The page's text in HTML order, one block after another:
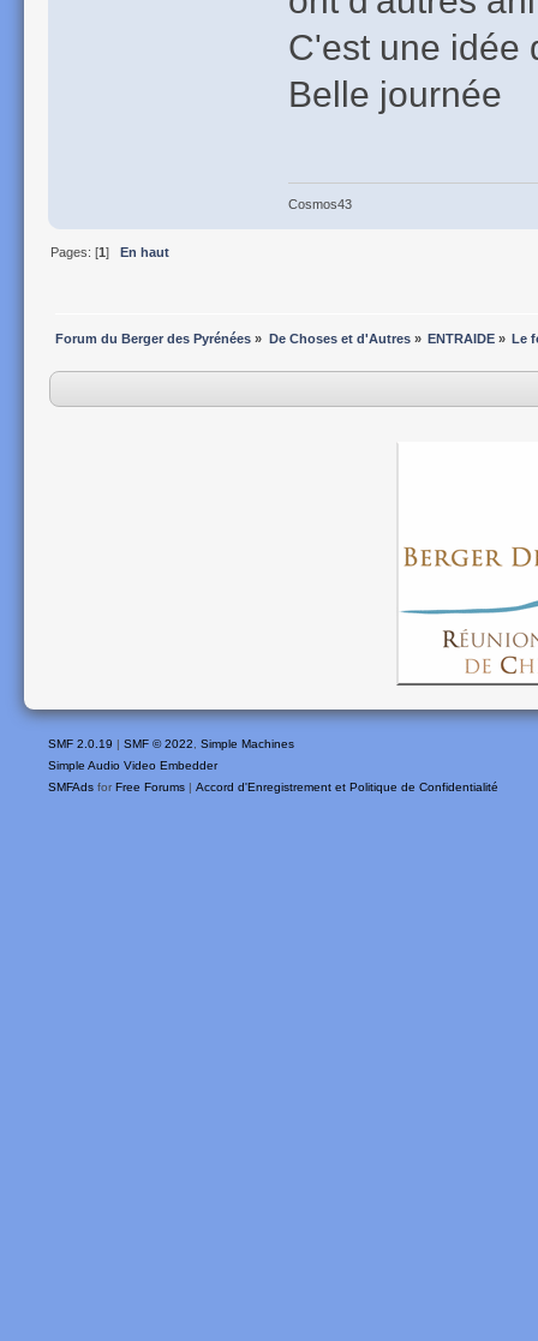
C'est une idée
Belle journée
Cosmos43
Pages: [1] En haut
Forum du Berger des Pyrénées » De Choses et d'Autres» ENTRAIDE» Le
SMF 2.0.19 SMF © 2022, Simple Machines
Simple Audio Video Embedder
SMFAds for Free Forums Accord d'Enregistrement et Politique de Confidentialité